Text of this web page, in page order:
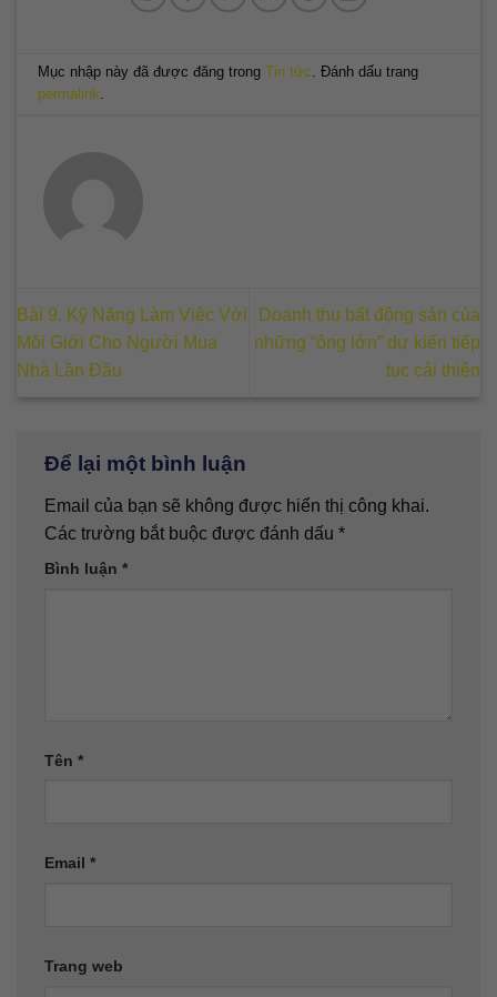
Mục nhập này đã được đăng trongTin tức. Đánh dấu trang
permalink.
Bài 9. Kỹ Năng Làm Việc Với
Môi Giới Cho Người Mua
Nhà Lần Đầu
Doanh thu bất động sản của
những “ông lớn” dự kiến tiếp
tục cải thiện
Để lại một bình luận
Email của bạn sẽ không được hiển thị công khai.
Các trường bắt buộc được đánh dấu *
Bình luận *
Tên *
Email *
Trang web